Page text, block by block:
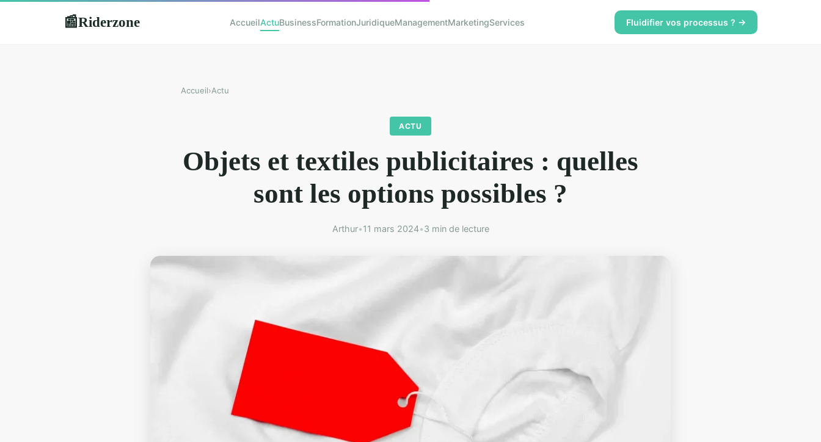
📰Riderzone AccueilActuBusinessFormationJuridiqueManagementMarketingServices Fluidifier vos processus ? →
Accueil›Actu
ACTU
Objets et textiles publicitaires : quelles
sont les options possibles ?
Arthur•11 mars 2024•3 min de lecture